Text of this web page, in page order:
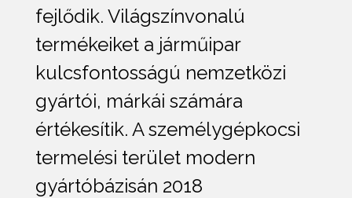
fejlődik. Világszínvonalú
termékeiket a járműipar
kulcsfontosságú nemzetközi
gyártói, márkái számára
értékesítik. A személygépkocsi
termelési terület modern
gyártóbázisán 2018